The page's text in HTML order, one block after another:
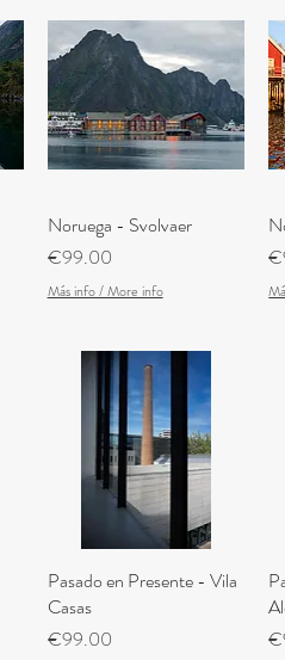
Quick View
Noruega - Svolvaer
Price
€99.00
Más info / More info
Quick View
Pasado en Presente - Vila
Casas
Price
€99.00